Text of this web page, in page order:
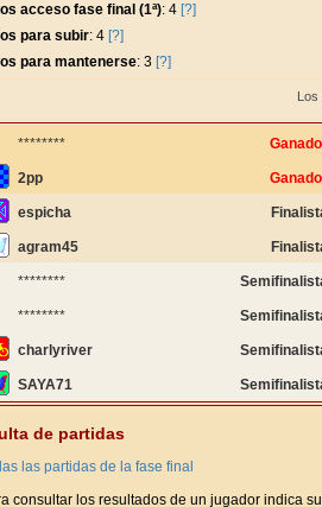
acceso fase final (1ª): 4 [?]
para subir: 4 [?]
para mantenerse: 3 [?]
Los
********
2pp
espicha
agram45
********
********
charlyriver
SAYA71
de partidas
las partidas de la fase final
consultar los resultados de un jugador indica